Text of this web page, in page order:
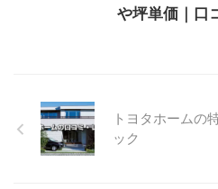
や坪単価｜口
トヨタホームの
ック